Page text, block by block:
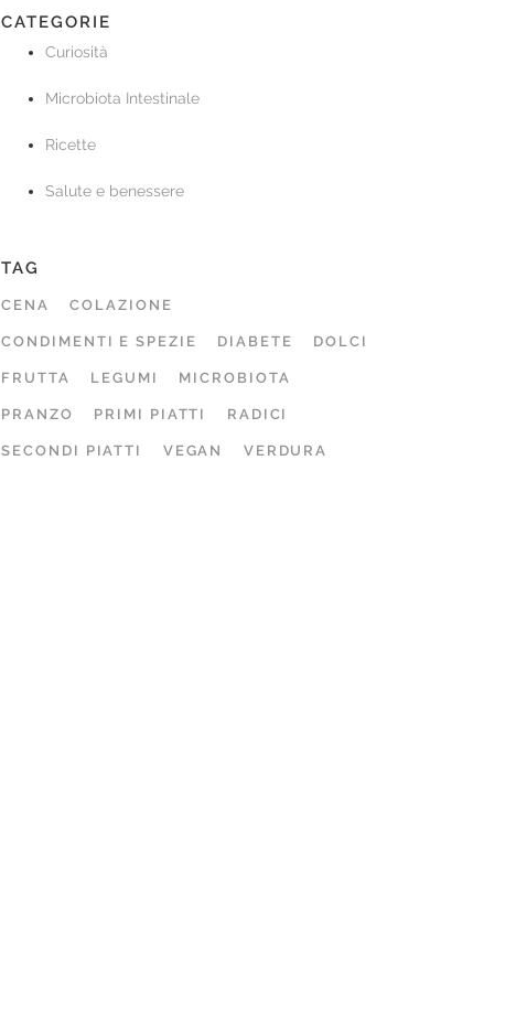
CATEGORIE
Curiosità
Microbiota Intestinale
Ricette
Salute e benessere
TAG
CENA COLAZIONE
CONDIMENTI E SPEZIE DIABETE DOLCI
FRUTTA LEGUMI MICROBIOTA
PRANZO PRIMI PIATTI RADICI
SECONDI PIATTI VEGAN VERDURA